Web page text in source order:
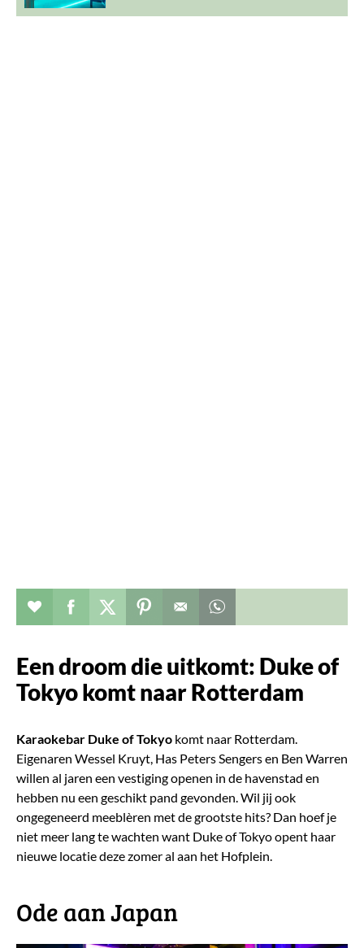
Verhaal toevoegen aan favorieten
Deel dit op facebook
Deel dit op twitter
Deel dit op pinterest
Een droom die uitkomt: Duke of
Tokyo komt naar Rotterdam
Karaokebar Duke of Tokyo komt naar Rotterdam.
Eigenaren Wessel Kruyt, Has Peters Sengers en Ben Warren
willen al jaren een vestiging openen in de havenstad en
hebben nu een geschikt pand gevonden. Wil jij ook
ongegeneerd meeblèren met de grootste hits? Dan hoef je
niet meer lang te wachten want Duke of Tokyo opent haar
nieuwe locatie deze zomer al aan het Hofplein.
Ode aan Japan